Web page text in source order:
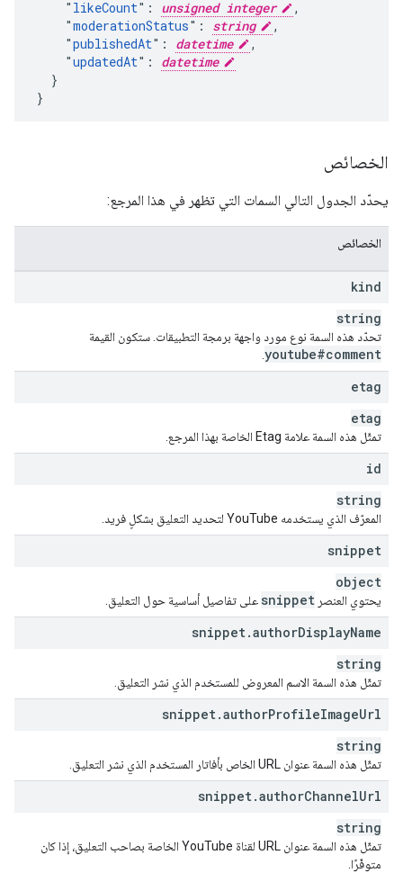
    "
likeCount": unsigned integer
,
    "
moderationStatus": string
,
    "
publishedAt": datetime
,
    "
updatedAt": datetime
  }
}
الخصائص
يحدّد الجدول التالي السمات التي تظهر في هذا المرجع:
الخصائص
kind
string
تحدّد هذه السمة نوع مورد واجهة برمجة التطبيقات. ستكون القيمة
youtube#comment
etag
etag
تمثّل هذه السمة علامة Etag الخاصة بهذا المرجع.
id
string
المعرّف الذي يستخدمه YouTube لتحديد التعليق بشكلٍ فريد.
snippet
object
يحتوي العنصر snippet على تفاصيل أساسية حول التعليق.
snippet.authorDisplayName
string
تمثّل هذه السمة الاسم المعروض للمستخدم الذي نشر التعليق.
snippet.authorProfileImageUrl
string
تمثّل هذه السمة عنوان URL الخاص بأفاتار المستخدم الذي نشر التعليق.
snippet.authorChannelUrl
string
تمثّل هذه السمة عنوان URL لقناة YouTube الخاصة بصاحب التعليق، إذا كان
متوفّرًا.